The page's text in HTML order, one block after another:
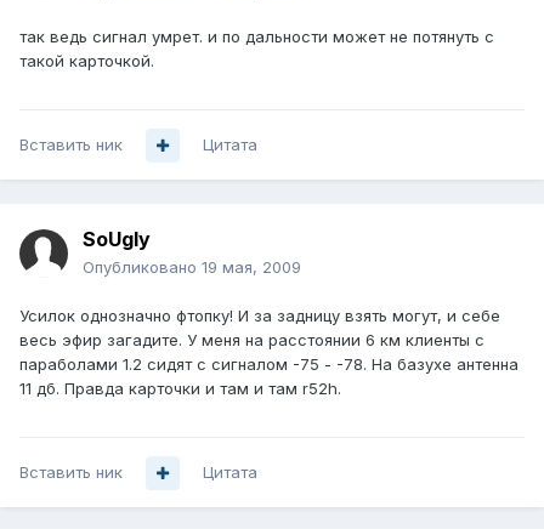
так ведь сигнал умрет. и по дальности может не потянуть с
такой карточкой.
Вставить ник Цитата
SoUgly
Опубликовано 19 мая, 2009
Усилок однозначно фтопку! И за задницу взять могут, и себе
весь эфир загадите. У меня на расстоянии 6 км клиенты с
параболами 1.2 сидят с сигналом -75 - -78. На базухе антенна
11 дб. Правда карточки и там и там r52h.
Вставить ник Цитата